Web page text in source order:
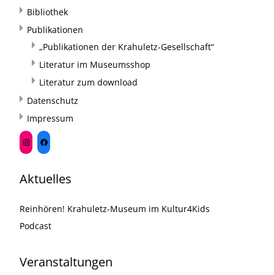
Bibliothek
Publikationen
„Publikationen der Krahuletz-Gesellschaft“
Literatur im Museumsshop
Literatur zum download
Datenschutz
Impressum
Aktuelles
Reinhören! Krahuletz-Museum im Kultur4Kids
Podcast
Veranstaltungen